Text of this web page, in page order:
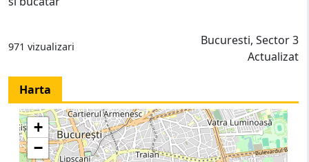
971 vizualizari
Bucuresti, Sector 3
Actualizat
Harta
+
−